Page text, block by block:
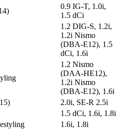
0.9 IG-T, 1.0i,
1.5 dCi
1.2 DIG-S, 1.2i,
1.2i Nismo
(DBA-E12), 1.5
dCi, 1.6i
1.2 Nismo
(DAA-HE12),
1.2i Nismo
(DBA-E12), 1.6i
2.0i, SE-R 2.5i
1.5 dCi, 1.6i, 1.8i
1.6i, 1.8i